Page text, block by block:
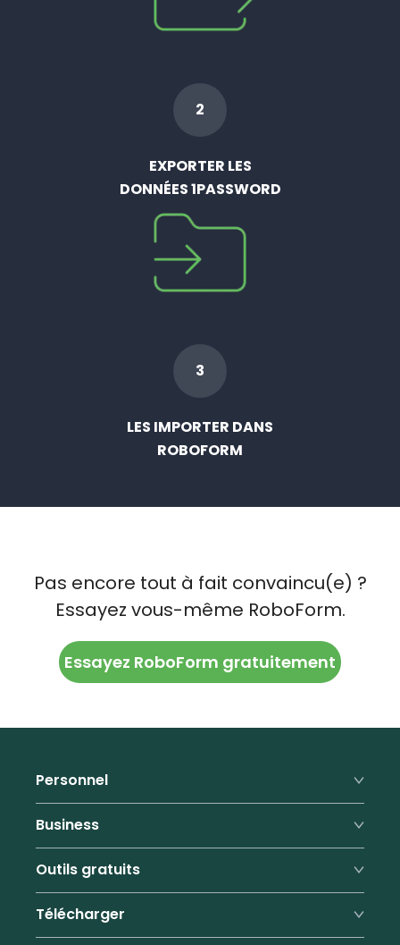
2
EXPORTER LES
DONNÉES 1PASSWORD
3
LES IMPORTER DANS
ROBOFORM
Pas encore tout à fait convaincu(e) ?
Essayez vous-même RoboForm.
Essayez RoboForm gratuitement
Personnel
Premium
Tarifs
Remplisseur de formulaires
Programme de parrainage
Business
Fonctionnalités professionnelles
Avantages
Outils gratuits
Générateur de mots de passe
Télécharger